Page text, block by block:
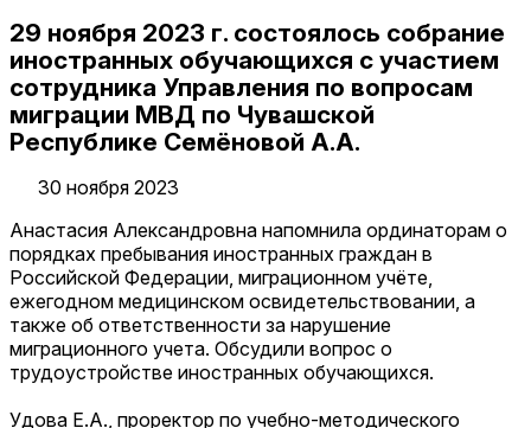
29 ноября 2023 г. состоялось собрание
иностранных обучающихся с участием
сотрудника Управления по вопросам
миграции МВД по Чувашской
Республике Семёновой А.А.
30 ноября 2023
Анастасия Александровна напомнила ординаторам о
порядках пребывания иностранных граждан в
Российской Федерации, миграционном учёте,
ежегодном медицинском освидетельствовании, а
также об ответственности за нарушение
миграционного учета. Обсудили вопрос о
трудоустройстве иностранных обучающихся.
Удова Е.А., проректор по учебно-методического